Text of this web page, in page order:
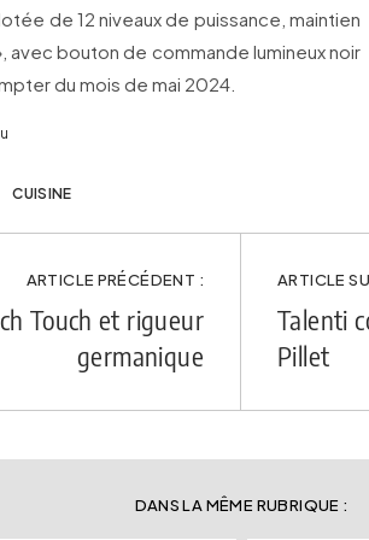
de 12 niveaux de puissance, maintien
bouton de commande lumineux noir
du mois de mai 2024.
CUISINE
ARTICLE PRÉCÉDENT :
Touch et rigueur
germanique
ARTICLE
Talenti
Pillet
DANS LA MÊME RUBRIQUE :